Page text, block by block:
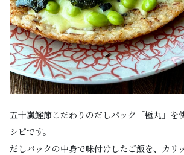
五十嵐鰹節こだわりのだしパック「極丸」を
シピです。
だしパックの中身で味付けしたご飯を、カリ